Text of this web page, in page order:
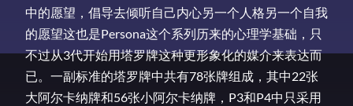
中的愿望，倡导去倾听自己内心另一个人格另一个自我
的愿望这也是Persona这个系列历来的心理学基础，只
不过从3代开始用塔罗牌这种更形象化的媒介来表达而
已。一副标准的塔罗牌中共有78张牌组成，其中22张
大阿尔卡纳牌和56张小阿尔卡纳牌，P3和P4中只采用